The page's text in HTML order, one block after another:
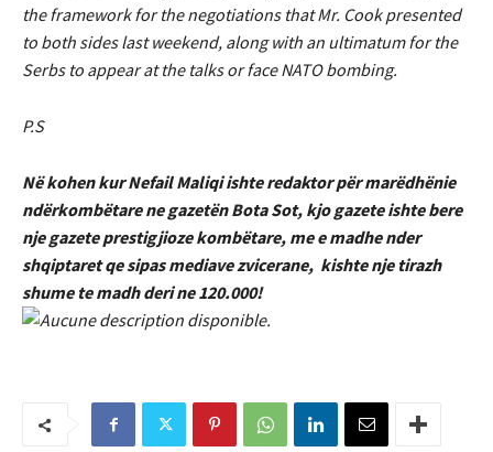
the framework for the negotiations that Mr. Cook presented
to both sides last weekend, along with an ultimatum for the
Serbs to appear at the talks or face NATO bombing.
P.S
Në kohen kur Nefail Maliqi ishte redaktor për marëdhënie
ndërkombëtare ne gazetën Bota Sot, kjo gazete ishte bere
nje gazete prestigjioze kombëtare, me e madhe nder
shqiptaret qe sipas mediave zvicerane, kishte nje tirazh
shume te madh deri ne 120.000!